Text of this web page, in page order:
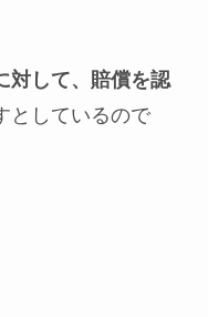
対して、賠償を認
としているので